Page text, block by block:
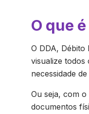
O que
O DDA,
visualize todos
necessidade
Ou seja, com
documentos